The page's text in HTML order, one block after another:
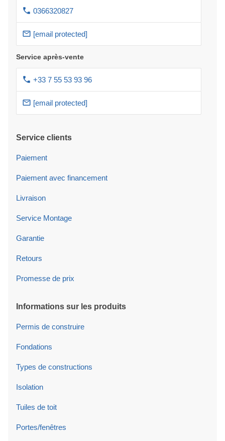
0366320827
[email protected]
Service après-vente
+33 7 55 53 93 96
[email protected]
Service clients
Paiement
Paiement avec financement
Livraison
Service Montage
Garantie
Retours
Promesse de prix
Informations sur les produits
Permis de construire
Fondations
Types de constructions
Isolation
Tuiles de toit
Portes/fenêtres